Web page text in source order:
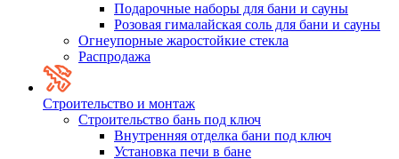
Подарочные наборы для бани и сауны
Розовая гималайская соль для бани и сауны
Огнеупорные жаростойкие стекла
Распродажа
Строительство и монтаж
Строительство бань под ключ
Внутренняя отделка бани под ключ
Установка печи в бане